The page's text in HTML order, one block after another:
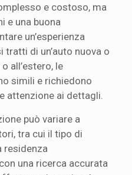
e costoso, ma
e una buona
un’esperienza
di un’auto nuova o
all’estero, le
simili e richiedono
attenzione ai dettagli.
può variare a
tra cui il tipo di
residenza
una ricerca accurata